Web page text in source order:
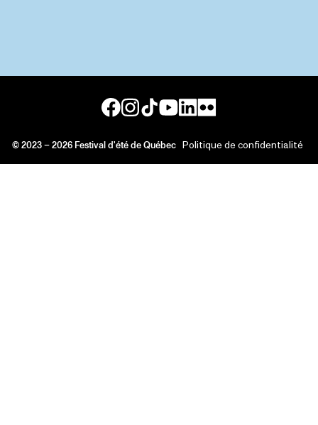
©2023–2026 Festival d'été de Québec Politique de confidentialité